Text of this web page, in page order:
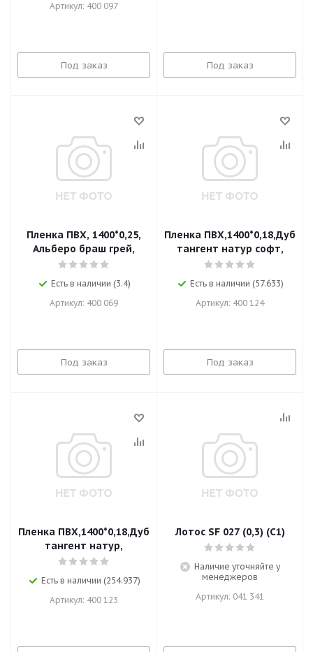
Артикул: 400 097
Под заказ Под заказ
Пленка ПВХ, 1400*0,25,
Альберо браш грей,
Есть в наличии (3.4)
Артикул: 400 069
Под заказ
Пленка ПВХ,1400*0,18,Дуб
тангент натур софт,
Есть в наличии (57.633)
Артикул: 400 124
Под заказ
Пленка ПВХ,1400*0,18,Дуб
тангент натур,
Есть в наличии (254.937)
Артикул: 400 123
Лотос SF 027 (0,3) (С1)
Наличие уточняйте у
менеджеров
Артикул: 041 341